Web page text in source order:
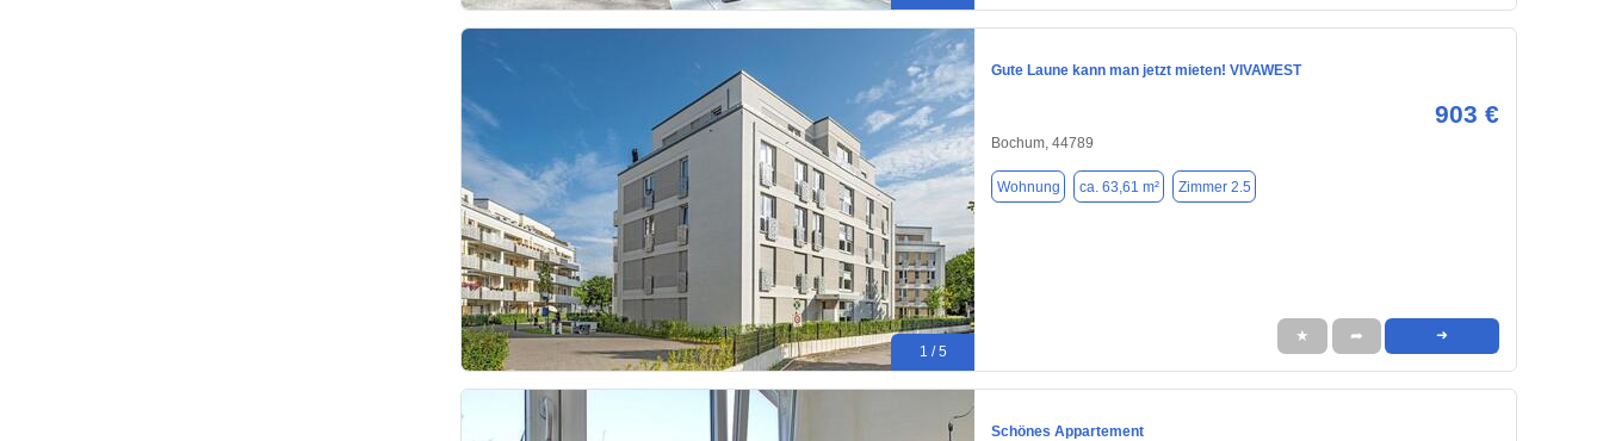
1 / 5
Gute Laune kann man jetzt mieten! VIVAWEST
903 €
Bochum, 44789
Wohnung ca. 63,61 m² Zimmer 2.5
★ ➦ ➜
Schönes Appartement